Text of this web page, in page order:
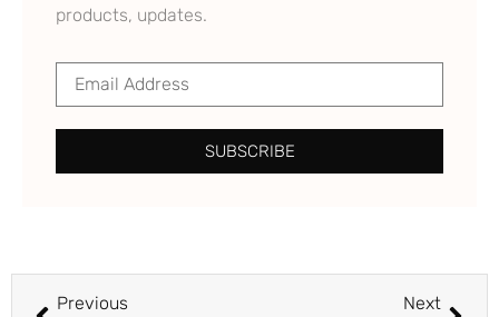
products, updates.
SUBSCRIBE
Previous Next